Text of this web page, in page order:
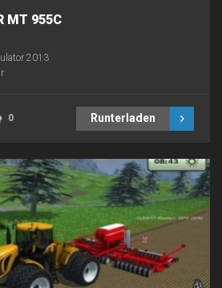
MT 955C
2013
0 Runterladen